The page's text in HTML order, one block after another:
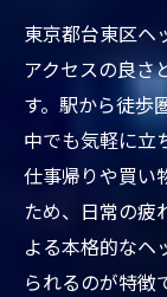
駅近
をも
東京都台
活用法
東京
シュ
駅近
を解消
東京都台東区ヘ
アクセスの良さ
す。駅から徒歩
中でも気軽に立
仕事帰りや買い
ため、日常の疲
よる本格的なヘ
られるのが特徴